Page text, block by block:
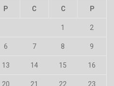
P C C P
1 2
6 7 8 9
13 14 15 16
20 21 22 23